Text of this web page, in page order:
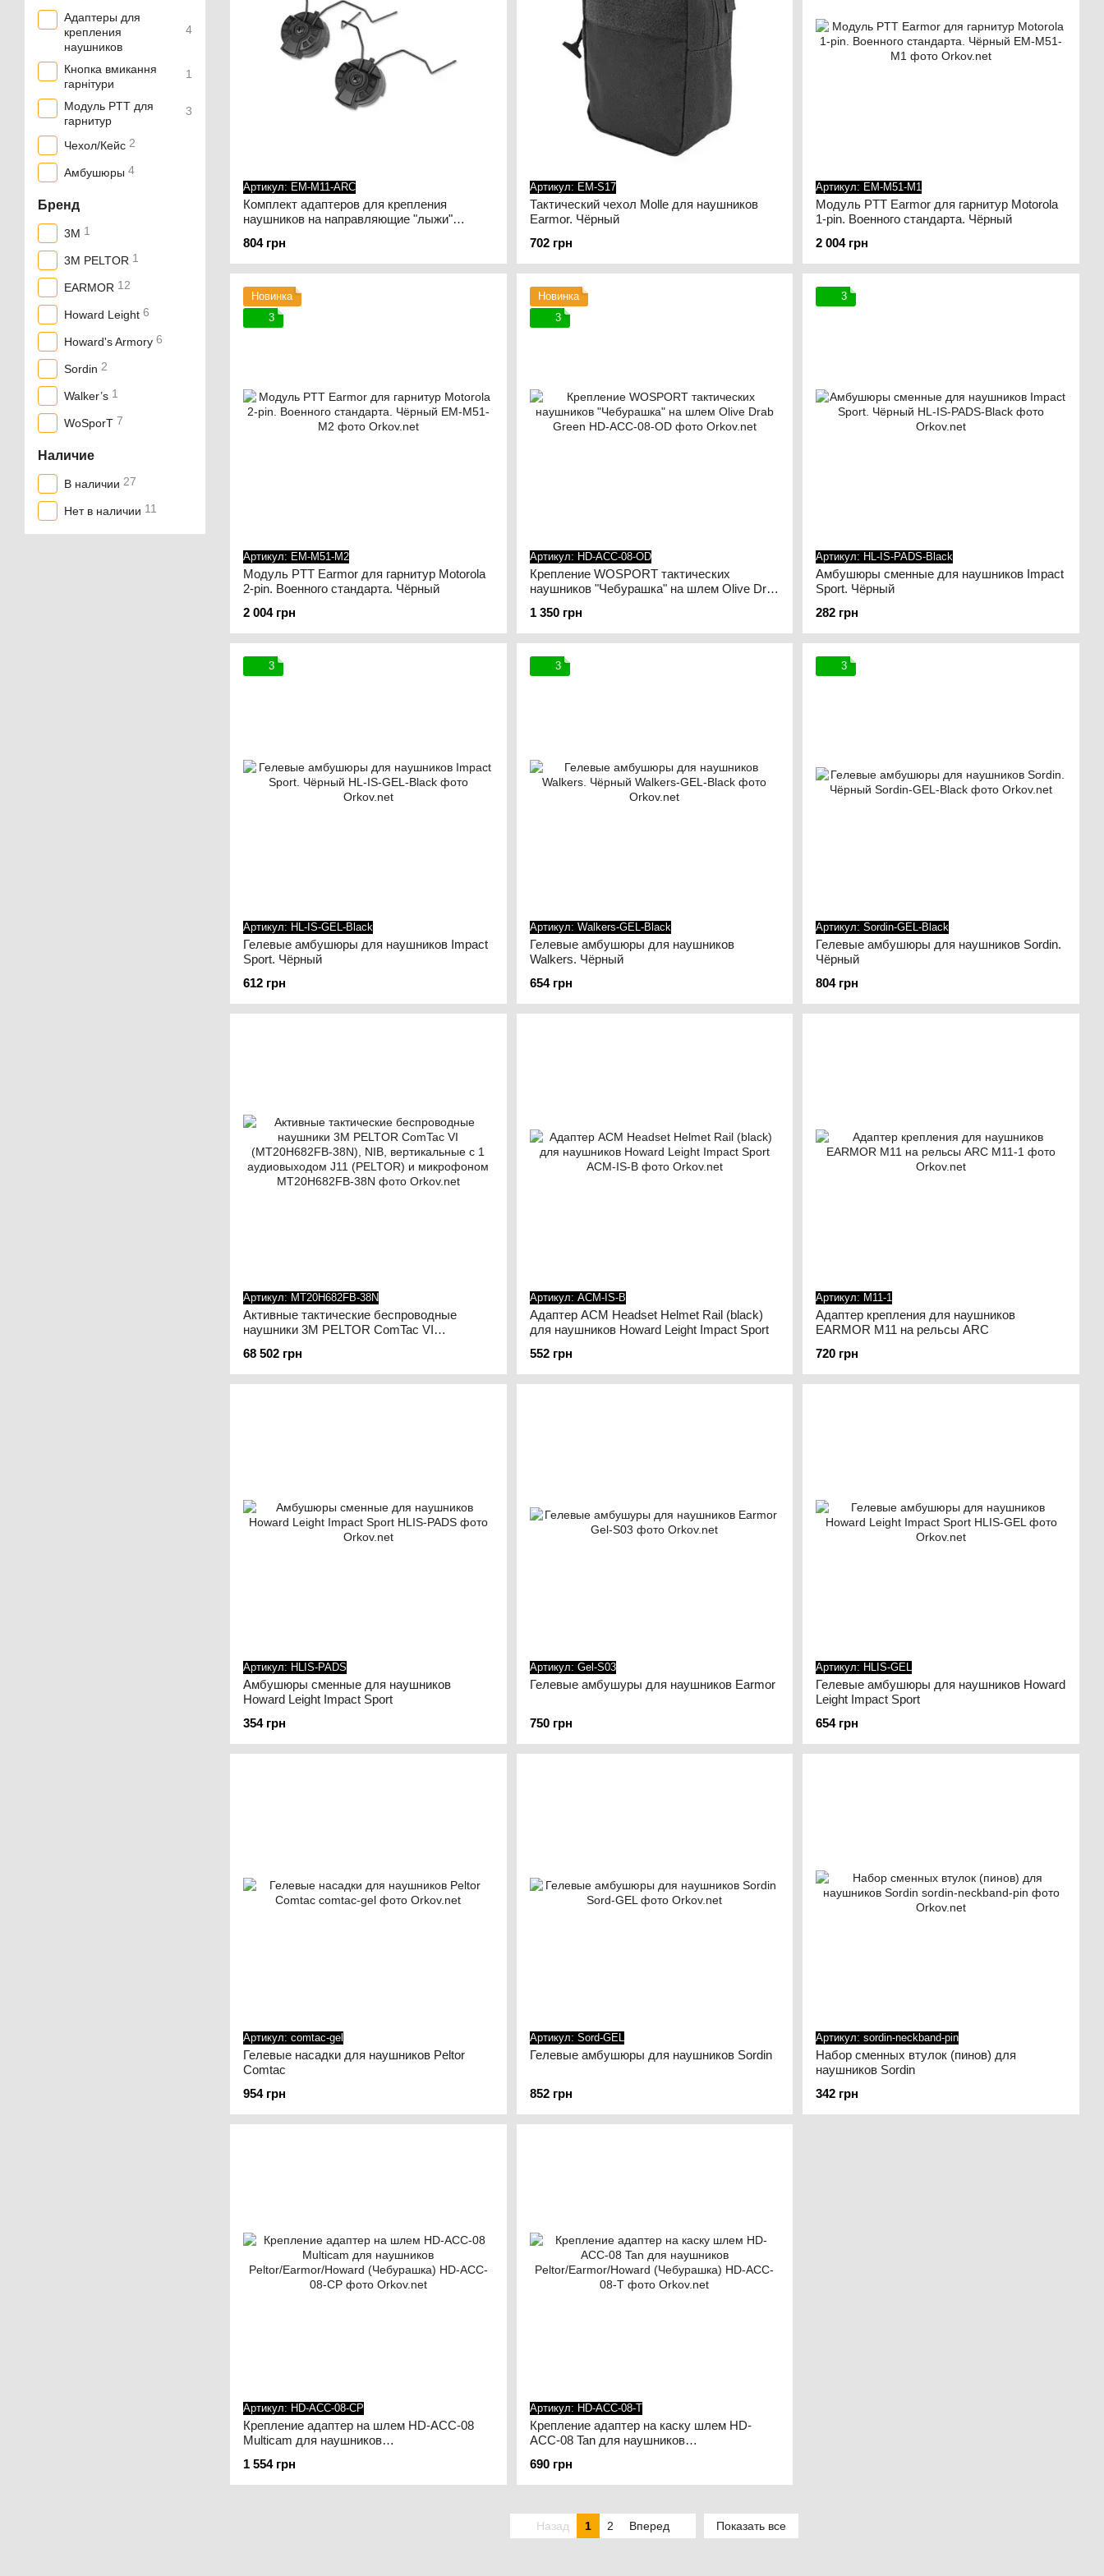
Артикул: EM-M11-ARC
Комплект адаптеров для крепления
наушников на направляющие "лыжи"
804 грн
Артикул: EM-S17
Тактический чехол Molle для наушников
Earmor. Чёрный
702 грн
Артикул: EM-M51-M1
Модуль PTT Earmor для гарнитур Motorola
1-pin. Военного стандарта. Чёрный
2 004 грн
Новинка
3
Артикул: EM-M51-M2
Модуль PTT Earmor для гарнитур Motorola
2-pin. Военного стандарта. Чёрный
2 004 грн
Новинка
3
Артикул: HD-ACC-08-OD
Крепление WOSPORT тактических
наушников "Чебурашка" на шлем Olive Drab
1 350 грн
3
Артикул: HL-IS-PADS-Black
Амбушюры сменные для наушников Impact
Sport. Чёрный
282 грн
3
Артикул: HL-IS-GEL-Black
Гелевые амбушюры для наушников Impact
Sport. Чёрный
612 грн
3
Артикул: Walkers-GEL-Black
Гелевые амбушюры для наушников
Walkers. Чёрный
654 грн
3
Артикул: Sordin-GEL-Black
Гелевые амбушюры для наушников Sordin.
Чёрный
804 грн
Артикул: MT20H682FB-38N
Активные тактические беспроводные
наушники 3M PELTOR ComTac VI
аудиовыходом J11 (PELTOR) и
микрофоном
68 502 грн
Артикул: ACM-IS-B
Адаптер ACM Headset Helmet Rail (black)
для наушников Howard Leight Impact Sport
552 грн
Артикул: M11-1
Адаптер крепления для наушников
EARMOR M11 на рельсы ARC
720 грн
Артикул: HLIS-PADS
Амбушюры сменные для наушников
Howard Leight Impact Sport
354 грн
Артикул: Gel-S03
Гелевые амбушуры для наушников Earmor
750 грн
Артикул: HLIS-GEL
Гелевые амбушюры для наушников Howard
Leight Impact Sport
654 грн
Артикул: comtac-gel
Гелевые насадки для наушников Peltor
Comtac
954 грн
Артикул: Sord-GEL
Гелевые амбушюры для наушников Sordin
852 грн
Артикул: sordin-neckband-pin
Набор сменных втулок (пинов) для
наушников Sordin
342 грн
Артикул: HD-ACC-08-CP
Крепление адаптер на шлем HD-ACC-08
Multicam для наушников
1 554 грн
Артикул: HD-ACC-08-T
Крепление адаптер на каску шлем HD-
ACC-08 Tan для наушников
690 грн
Назад 1 2 Вперед Показать все
Адаптеры для
крепления
наушников
4
Кнопка вмикання
гарнітури
1
Модуль PTT для
гарнитур
3
Чехол/Кейс 2
Амбушюры 4
Бренд
3M 1
3M PELTOR 1
EARMOR 12
Howard Leight 6
Howard's Armory 6
Sordin 2
Walker’s 1
WoSporT 7
Наличие
В наличии 27
Нет в наличии 11